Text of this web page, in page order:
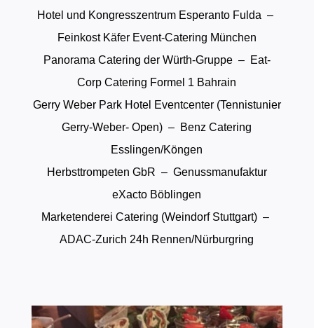
Hotel und Kongresszentrum Esperanto Fulda –
Feinkost Käfer Event-Catering München
Panorama Catering der Würth-Gruppe – Eat-
Corp Catering Formel 1 Bahrain
Gerry Weber Park Hotel Eventcenter (Tennistunier
Gerry-Weber- Open) – Benz Catering
Esslingen/Köngen
Herbsttrompeten GbR – Genussmanufaktur
eXacto Böblingen
Marketenderei Catering (Weindorf Stuttgart) –
ADAC-Zurich 24h Rennen/Nürburgring